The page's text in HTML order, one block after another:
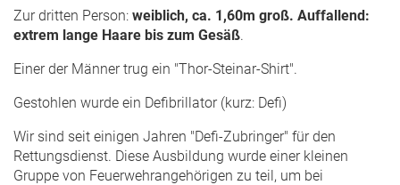
Zur dritten Person: weiblich, ca. 1,60m groß. Auffallend:
extrem lange Haare bis zum Gesäß.
Einer der Männer trug ein "Thor-Steinar-Shirt".
Gestohlen wurde ein Defibrillator (kurz: Defi)
Wir sind seit einigen Jahren "Defi-Zubringer" für den
Rettungsdienst. Diese Ausbildung wurde einer kleinen
Gruppe von Feuerwehrangehörigen zu teil, um bei